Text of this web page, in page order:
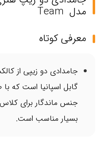
مدل Team
معرفی کوتاه
گابل اسپانیا است که
جنس ماندگار برای
بسیار مناسب است.